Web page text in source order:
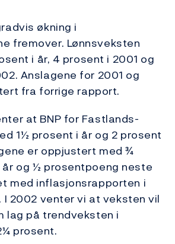
økning i
fremover. Lønnsveksten
i år, 4 prosent i 2001 og
Anslagene for 2001 og
fra forrige rapport.
at BNP for Fastlands-
1½ prosent i år og 2 prosent
er oppjustert med ¾
og ½ prosentpoeng neste
med inflasjonsrapporten i
I 2002 venter vi at veksten vil
lag på trendveksten i
prosent.